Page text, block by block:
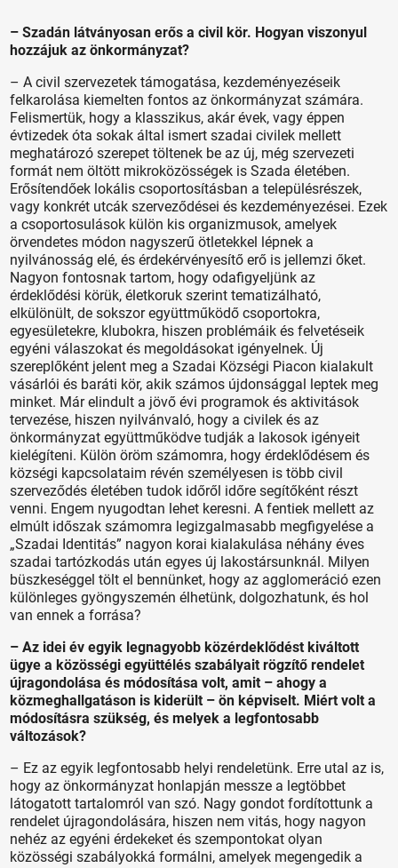
– Szadán látványosan erős a civil kör. Hogyan viszonyul
hozzájuk az önkormányzat?
– A civil szervezetek támogatása, kezdeményezéseik
felkarolása kiemelten fontos az önkormányzat számára.
Felismertük, hogy a klasszikus, akár évek, vagy éppen
évtizedek óta sokak által ismert szadai civilek mellett
meghatározó szerepet töltenek be az új, még szervezeti
formát nem öltött mikroközösségek is Szada életében.
Erősítendőek lokális csoportosításban a településrészek,
vagy konkrét utcák szerveződései és kezdeményezései. Ezek
a csoportosulások külön kis organizmusok, amelyek
örvendetes módon nagyszerű ötletekkel lépnek a
nyilvánosság elé, és érdekérvényesítő erő is jellemzi őket.
Nagyon fontosnak tartom, hogy odafigyeljünk az
érdeklődési körük, életkoruk szerint tematizálható,
elkülönült, de sokszor együttműködő csoportokra,
egyesületekre, klubokra, hiszen problémáik és felvetéseik
egyéni válaszokat és megoldásokat igényelnek. Új
szereplőként jelent meg a Szadai Községi Piacon kialakult
vásárlói és baráti kör, akik számos újdonsággal leptek meg
minket. Már elindult a jövő évi programok és aktivitások
tervezése, hiszen nyilvánvaló, hogy a civilek és az
önkormányzat együttműködve tudják a lakosok igényeit
kielégíteni. Külön öröm számomra, hogy érdeklődésem és
községi kapcsolataim révén személyesen is több civil
szerveződés életében tudok időről időre segítőként részt
venni. Engem nyugodtan lehet keresni. A fentiek mellett az
elmúlt időszak számomra legizgalmasabb megfigyelése a
„Szadai Identitás” nagyon korai kialakulása néhány éves
szadai tartózkodás után egyes új lakostársunknál. Milyen
büszkeséggel tölt el bennünket, hogy az agglomeráció ezen
különleges gyöngyszemén élhetünk, dolgozhatunk, és hol
van ennek a forrása?
– Az idei év egyik legnagyobb közérdeklődést kiváltott
ügye a közösségi együttélés szabályait rögzítő rendelet
újragondolása és módosítása volt, amit – ahogy a
közmeghallgatáson is kiderült – ön képviselt. Miért volt a
módosításra szükség, és melyek a legfontosabb
változások?
– Ez az egyik legfontosabb helyi rendeletünk. Erre utal az is,
hogy az önkormányzat honlapján messze a legtöbbet
látogatott tartalomról van szó. Nagy gondot fordítottunk a
rendelet újragondolására, hiszen nem vitás, hogy nagyon
nehéz az egyéni érdekeket és szempontokat olyan
közösségi szabályokká formálni, amelyek megengedik a